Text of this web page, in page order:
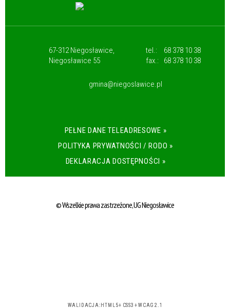
67-312 Niegosławice,
Niegosławice 55
tel.:
68 378 10 38
fax.:
68 378 10 38
gmina@niegoslawice.pl
PEŁNE DANE TELEADRESOWE »
POLITYKA PRYWATNOŚCI / RODO »
DEKLARACJA DOSTĘPNOŚCI »
© Wszelkie prawa zastrzeżone, UG Niegosławice
WALIDACJA: HTML5+ CSS3 +WCAG 2.1